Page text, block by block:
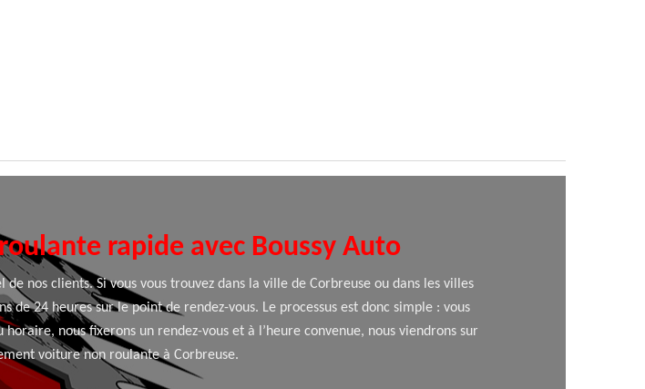
rapide avec Boussy Auto
nos clients. Si vous vous trouvez dans la ville de Corbreuse ou dans les villes
de 24 heures sur le point de rendez-vous. Le processus est donc simple : vous
nous fixerons un rendez-vous et à l’heure convenue, nous viendrons sur
voiture non roulante à Corbreuse.